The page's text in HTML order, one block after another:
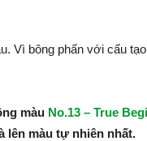
Vì bông phấn với cấu
màu No.13 – True
lên màu tự nhiên nhất.